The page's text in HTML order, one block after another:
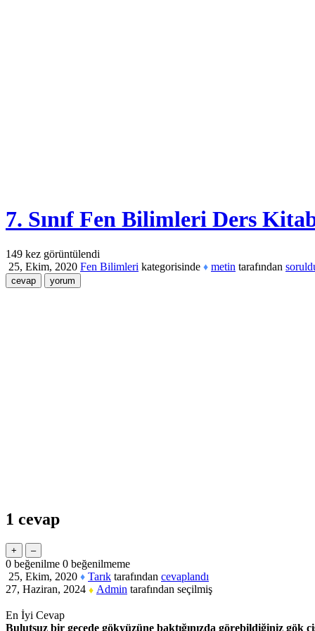
7. Sınıf Fen Bilimleri Ders
149 kez görüntülendi
25, Ekim, 2020 Fen Bilimleri kategorisinde ♦ metin tarafından
1 cevap
0 beğenilme 0 beğenilmeme
25, Ekim, 2020 ♦ Tarık tarafından cevaplandı
27, Haziran, 2024 ♦ Admin tarafından seçilmiş
En İyi Cevap
Bulutsuz bir gecede gökyüzüne baktığınızda görebildiğiniz gök